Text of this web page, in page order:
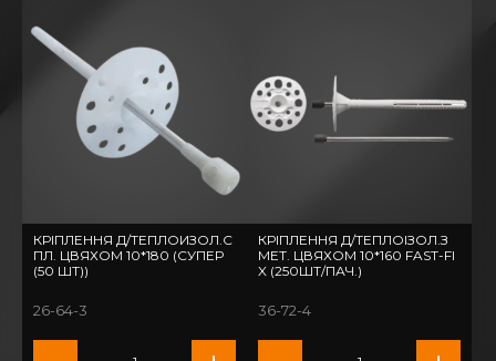
КРІПЛЕННЯ Д/ТЕПЛОИЗОЛ.С
ПЛ. ЦВЯХОМ 10*180 (СУПЕР
(50 ШТ))
26-64-3
КРІПЛЕННЯ Д/ТЕПЛОІЗОЛ.З
МЕТ. ЦВЯХОМ 10*160 FAST-FI
X (250ШТ/ПАЧ.)
36-72-4